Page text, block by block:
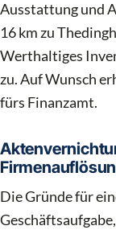
Ausstattung und
16 km zu
Werthaltiges
zu. Auf Wunsch
fürs Finanzamt.
Die Gründe für